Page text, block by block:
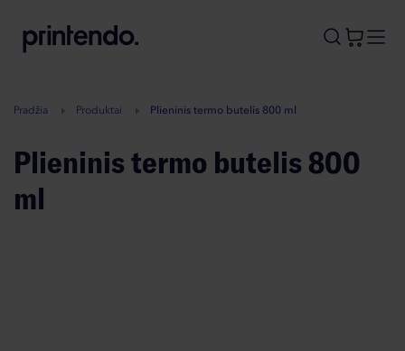
A
Pradžia Produktai Plieninis termo butelis 800 ml
Plieninis termo butelis 800
ml